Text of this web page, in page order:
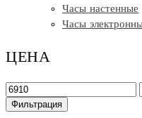
Часы настенные
Часы
ЦЕНА
Минимальная
цена
Фильтрация